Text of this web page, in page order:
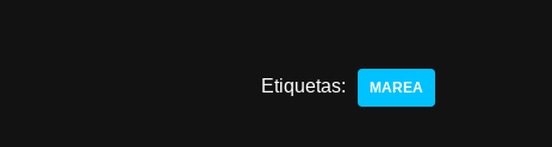
Etiquetas: MAREA